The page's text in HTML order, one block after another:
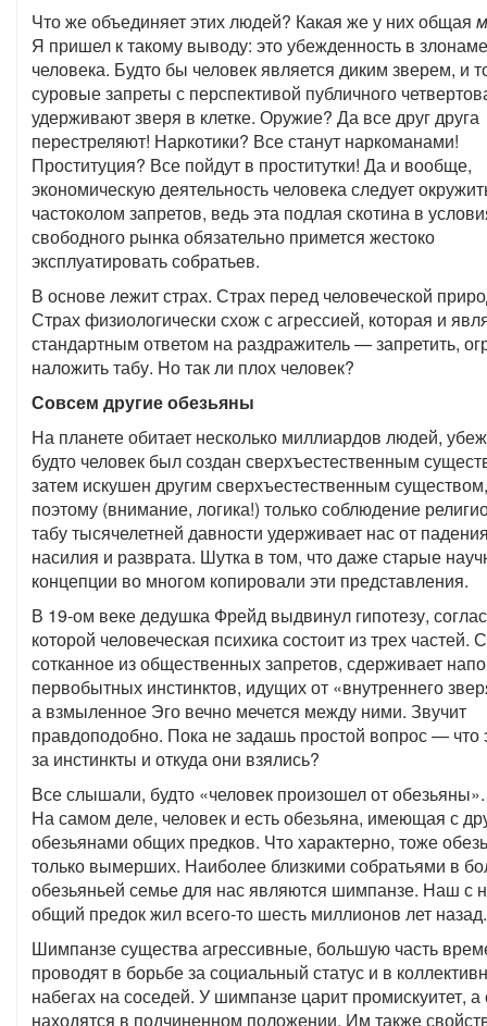
Что же объединяет этих людей? Какая же у них общая
Я пришел к такому выводу: это убежденность в
человека. Будто бы человек является диким зверем, и
суровые запреты с перспективой публичного
удерживают зверя в клетке. Оружие? Да все друг друга
перестреляют! Наркотики? Все станут наркоманами!
Проституция? Все пойдут в проститутки! Да и вообще,
экономическую деятельность человека следует
частоколом запретов, ведь эта подлая скотина в
свободного рынка обязательно примется жестоко
эксплуатировать собратьев.
В основе лежит страх. Страх перед человеческой
Страх физиологически схож с агрессией, которая и
стандартным ответом на раздражитель — запретить,
наложить табу. Но так ли плох человек?
Совсем другие обезьяны
На планете обитает несколько миллиардов людей,
будто человек был создан сверхъестественным
затем искушен другим сверхъестественным
поэтому (внимание, логика!) только соблюдение
табу тысячелетней давности удерживает нас от
насилия и разврата. Шутка в том, что даже старые
концепции во многом копировали эти представления.
В 19-ом веке дедушка Фрейд выдвинул гипотезу,
которой человеческая психика состоит из трех частей.
сотканное из общественных запретов, сдерживает
первобытных инстинктов, идущих от «внутреннего
а взмыленное Эго вечно мечется между ними. Звучит
правдоподобно. Пока не задашь простой вопрос — что
за инстинкты и откуда они взялись?
Все слышали, будто «человек произошел от обезьяны».
На самом деле, человек и есть обезьяна, имеющая с
обезьянами общих предков. Что характерно, тоже
только вымерших. Наиболее близкими собратьями в
обезьяньей семье для нас являются шимпанзе. Наш с
общий предок жил всего-то шесть миллионов лет назад.
Шимпанзе существа агрессивные, большую часть
проводят в борьбе за социальный статус и в
набегах на соседей. У шимпанзе царит промискуитет, а
находятся в подчиненном положении. Им также